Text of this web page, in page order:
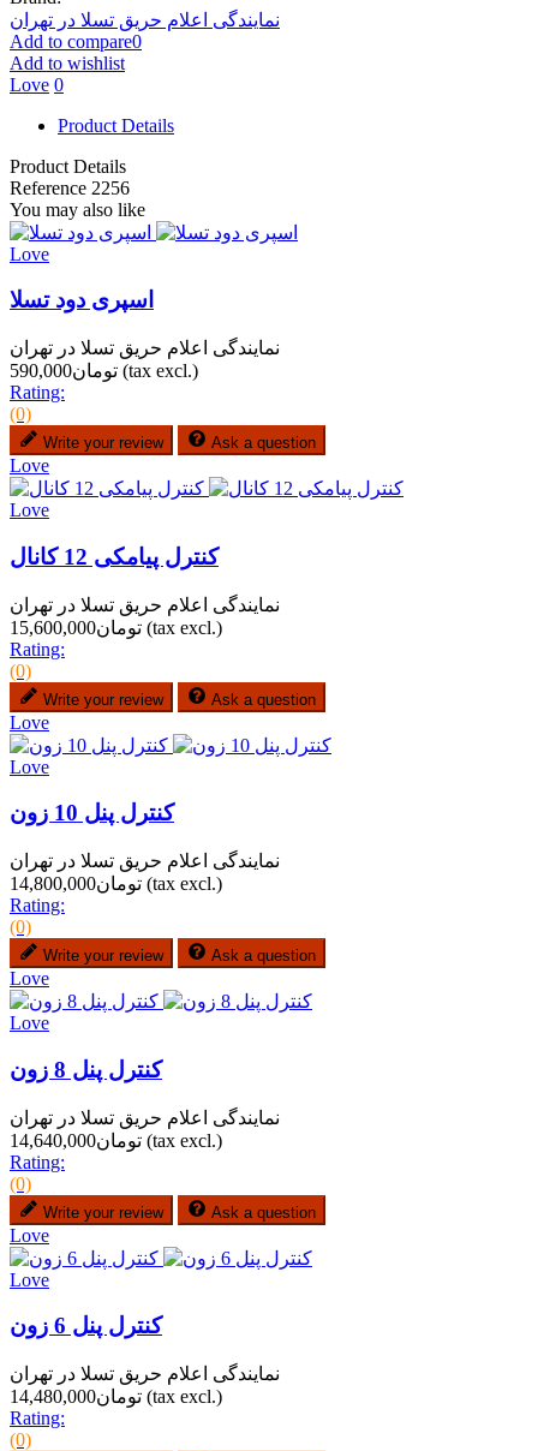
نمایندگی اعلام حریق تسلا در تهران
Add to compare0
Add to wishlist
Love 0
Product Details
Product Details
Reference 2256
You may also like
Love
اسپری دود تسلا
نمایندگی اعلام حریق تسلا در تهران
تومان590,000 (tax excl.)
Rating:
(0)
Write your review Ask a question
Love
Love
کنترل پیامکی 12 کانال
نمایندگی اعلام حریق تسلا در تهران
تومان15,600,000 (tax excl.)
Rating:
(0)
Write your review Ask a question
Love
Love
کنترل پنل 10 زون
نمایندگی اعلام حریق تسلا در تهران
تومان14,800,000 (tax excl.)
Rating:
(0)
Write your review Ask a question
Love
Love
کنترل پنل 8 زون
نمایندگی اعلام حریق تسلا در تهران
تومان14,640,000 (tax excl.)
Rating:
(0)
Write your review Ask a question
Love
Love
کنترل پنل 6 زون
نمایندگی اعلام حریق تسلا در تهران
تومان14,480,000 (tax excl.)
Rating:
(0)